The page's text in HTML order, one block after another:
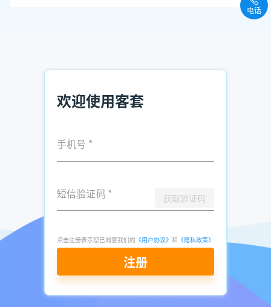
疑能够缩短成交周期，加速销售签单。
型的客户肯定是最具价值、最易开发的精准客户。
推荐阅读：
资质代办客户怎么查 资质代办客户获取
发表于2023- 了解更多：客套企业名录搜索软件
欢迎使用客套
手机号 *
短信验证码 * 获取验证码
点击注册表示您已同意我们的 《用户协议》 和 《隐私政策》
注册
电话